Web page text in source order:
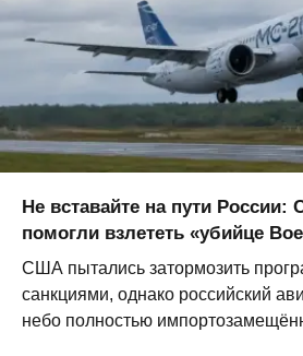
Не вставайте на пути
помогли взлететь «убийце
США пытались затормозить
санкциями, однако российский
небо полностью